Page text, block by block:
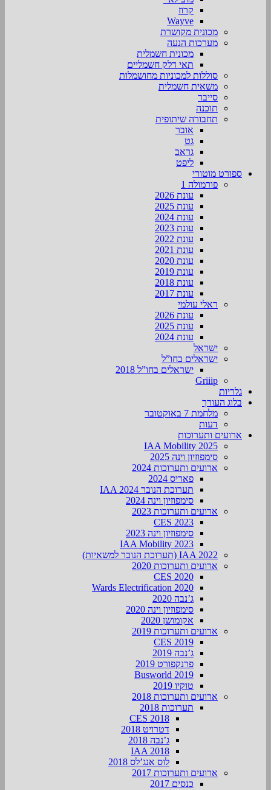
קרוז
Wayve
מכונית מקושרת
מערכות הנעה
מכונית חשמלית
תאי דלק חשמליים
סוללות למכוניות מחושמלות
משאית חשמלית
סייבר
תוכנה
תחבורה שיתופית
אובר
גט
גראב
ליפט
ספורט מוטורי
פורמולה 1
עונת 2026
עונת 2025
עונת 2024
עונת 2023
עונת 2022
עונת 2021
עונת 2020
עונת 2019
עונת 2018
עונת 2017
ראלי עולמי
עונת 2026
עונת 2025
עונת 2024
ישראל
ישראלים בחו”ל
ישראלים בחו”ל 2018
Griiip
גלריות
בלוג העורך
מלחמת 7 באוקטובר
דעות
ארועים ותערוכות
2025 IAA Mobility
סימפוזיון וינה 2025
ארועים ותערוכות 2024
פאריס 2024
תערוכת הנובר IAA 2024
סימפוזיון וינה 2024
ארועים ותערוכות 2023
CES 2023
סימפוזיון וינה 2023
IAA Mobility 2023
IAA 2022 (תערוכת הנובר למשאיות)
ארועים ותערוכות 2020
CES 2020
Wards Electrification 2020
ג’נבה 2020
סימפוזיון וינה 2020
אקומושן 2020
ארועים ותערוכות 2019
CES 2019
ג’נבה 2019
פרנקפורט 2019
Busworld 2019
טוקיו 2019
ארועים ותערוכות 2018
תערוכות 2018
CES 2018
דטרויט 2018
ג’נבה 2018
IAA 2018
לוס אנג’לס 2018
ארועים ותערוכות 2017
כנסים 2017